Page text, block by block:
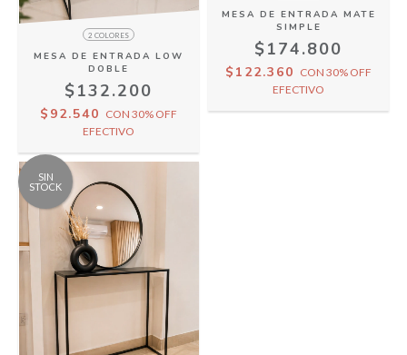
2 COLORES
MESA DE ENTRADA LOW
DOBLE
$132.200
$92.540 CON 30% OFF
EFECTIVO
MESA DE ENTRADA MATE
SIMPLE
$174.800
$122.360 CON 30% OFF
EFECTIVO
SIN
STOCK